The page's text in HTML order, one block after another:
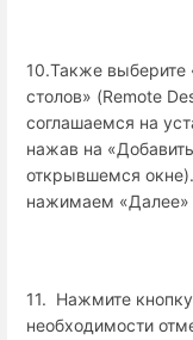
10.Также выберите
столов» (Remote
соглашаемся на
нажав на
открывшемся
нажимаем «Далее»
11. Нажмите
необходимости